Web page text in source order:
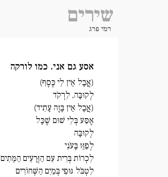
שירים
רמי פרג
אסע גם אני. כמו לורקה
(אֲבָל אֵין לִי כֶּסֶף)
לְקוּבָּה, לִרְקֹד
(אֲבָל אֵין בָּזֶה עָתִיד)
אֶסַּע בְּלִי שׁוּם שֶׁכָּל
לְקוּבָּה
לְפַזֵּז בָּעֹנִי
לִכְרוֹת בְּרִית עִם הַזְּרָעִים הַמֵּתִים
לִטְבֹּל גּוּפִי בְּמַיִם הַשְּׁחוֹרִים